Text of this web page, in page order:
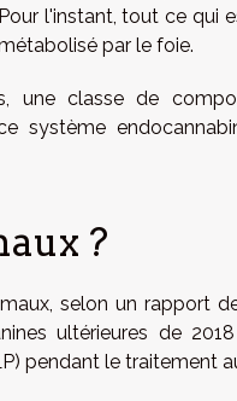
l'instant, tout ce qui
par le foie.
une classe de
système
?
selon un rapport
ultérieures de
pendant le traitement